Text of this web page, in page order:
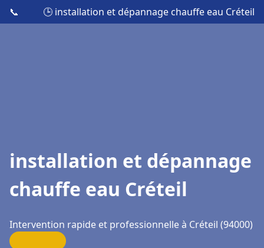
📞 🕒 installation et dépannage chauffe eau Créteil
installation et dépannage
chauffe eau Créteil
Intervention rapide et professionnelle à Créteil (94000)